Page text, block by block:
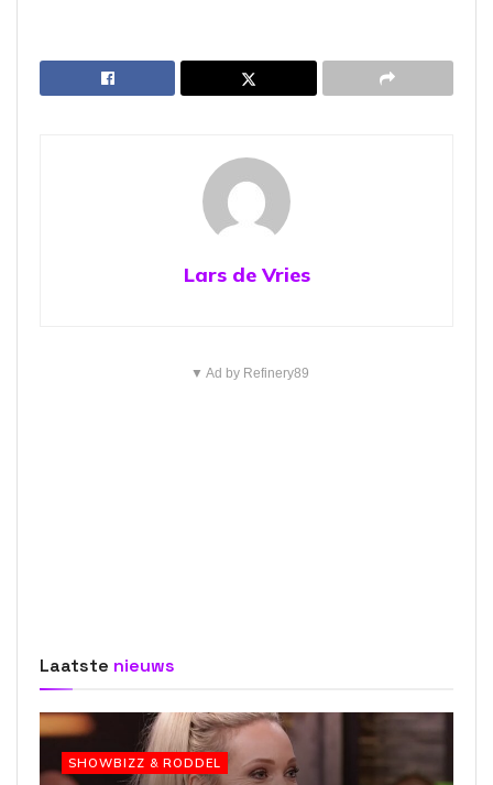
Lars de Vries
▼ Ad by Refinery89
Laatste nieuws
SHOWBIZZ & RODDEL